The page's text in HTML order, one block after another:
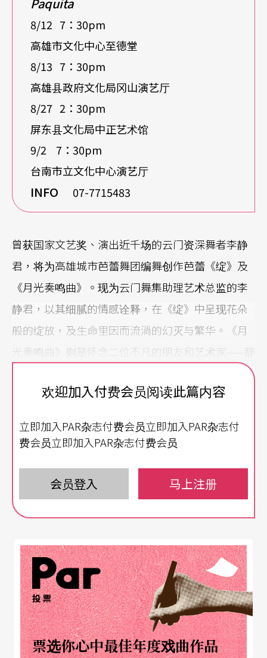
8/12 7：30pm
高雄市文化中心至德堂
8/13 7：30pm
高雄县政府文化局冈山演艺厅
8/27 2：30pm
屏东县文化局中正艺术馆
9/2 7：30pm
台南市立文化中心演艺厅
INFO 07-7715483
曾获国家文艺奖、演出近千场的云门资深舞者李静
君，将为高雄城市芭蕾舞团编舞创作芭蕾《绽》及
《月光奏鸣曲》。现为云门舞集助理艺术总监的李
静君，以其细腻的情感诠释，在《绽》中呈现花朵
般的绽放，及生命里因而流淌的幻灭与繁华。《月
光奏鸣曲》则是怀念二位不凡的朋友和艺术家——辞
世不久的罗曼菲与伍国柱，向他们灿烂而坚持的舞
蹈人生致意，由客席舞者陈秋吟特别担纲演出。
另外，高雄城市芭蕾舞团将演出古典芭蕾名作《帕
吉达》Paquita婚礼一幕，持续挑战古典芭蕾的技巧
与质感，由张大涌改编，再创古典芭蕾演出热潮。
今年舞者阵容坚强，包括客席舞者陈秋吟、叶丽
娟，KCB优秀舞者董鼎雯、吕思韵等二十多位优秀
欢迎加入付费会员阅读此篇内容
立即加入PAR杂志付费会员立即加入PAR杂志付
费会员立即加入PAR杂志付费会员
会员登入 马上注册
投票
票选你心中最佳年度戏曲作品